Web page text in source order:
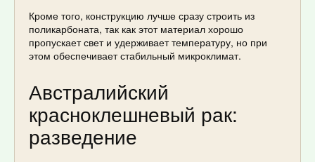
Кроме того, конструкцию лучше сразу строить из
поликарбоната, так как этот материал хорошо
пропускает свет и удерживает температуру, но при
этом обеспечивает стабильный микроклимат.
Австралийский
красноклешневый рак:
разведение